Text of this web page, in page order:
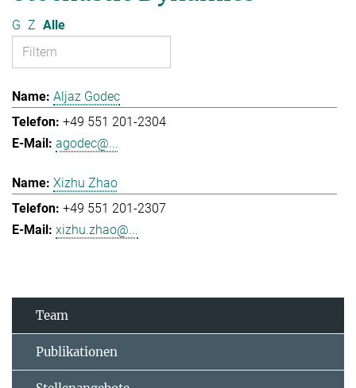
G Z Alle
Aljaz Godec
+49 551 201-2304
agodec@...
Xizhu Zhao
+49 551 201-2307
xizhu.zhao@...
Team
Publikationen